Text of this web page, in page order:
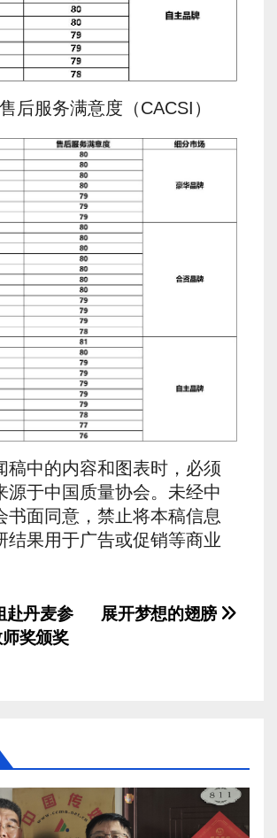
后服务满意度（CACSI）
稿中的内容和图表时，必须
源于中国质量协会。未经中
书面同意，禁止将本稿信息
结果用于广告或促销等商业
展开梦想的翅膀
赴丹麦参
奖颁奖